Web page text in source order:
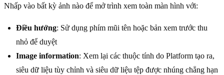
Nhấp vào bất kỳ ảnh nào để mở trình xem toàn màn hình với:
Điều hướng: Sử dụng phím mũi tên hoặc bản xem trước thu
nhỏ để duyệt
Image information: Xem lại các thuộc tính do Platform tạo ra,
siêu dữ liệu tùy chỉnh và siêu dữ liệu tệp được nhúng chẳng hạn